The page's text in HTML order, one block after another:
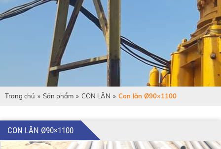
Trang chủ » Sản phẩm » CON LĂN » Con lăn Ø90×1100
CON LĂN Ø90×1100